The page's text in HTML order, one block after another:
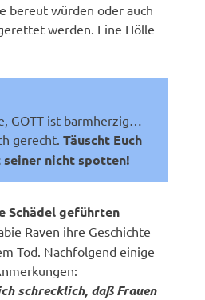
bereut würden oder auch
werden. Eine Hölle
GOTT ist barmherzig…
gerecht.Täuscht Euch
seiner nicht spotten!
Schädel geführten
Raven ihre Geschichte
Tod. Nachfolgend einige
schrecklich, daß Frauen